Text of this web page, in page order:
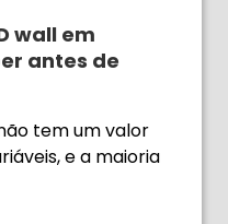
wall em
antes de
tem um valor
e a maioria